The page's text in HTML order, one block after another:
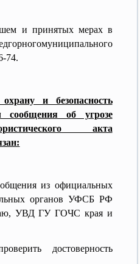
и принятых мерах в
74.
и безопасность
сообщения об угрозе
акта
из официальных
органов УФСБ РФ
УВД ГУ ГОЧС края и
достоверность